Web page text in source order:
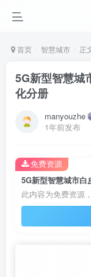
首页 智慧城市 正
5G新型智慧城
化分册
manyouzhe
1年前发布
5G新型智慧城市白
此内容为免费资源
免费资源